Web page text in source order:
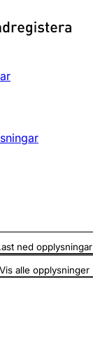
til
ned opplysningar
Vis alle opplysninger